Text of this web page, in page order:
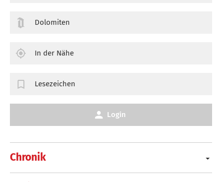
Chronik
Dolomiten
In der Nähe
Lesezeichen
Login